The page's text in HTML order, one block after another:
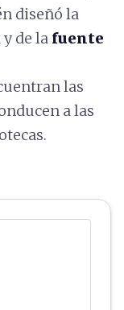
diseñó la
de la fuente
las
a las